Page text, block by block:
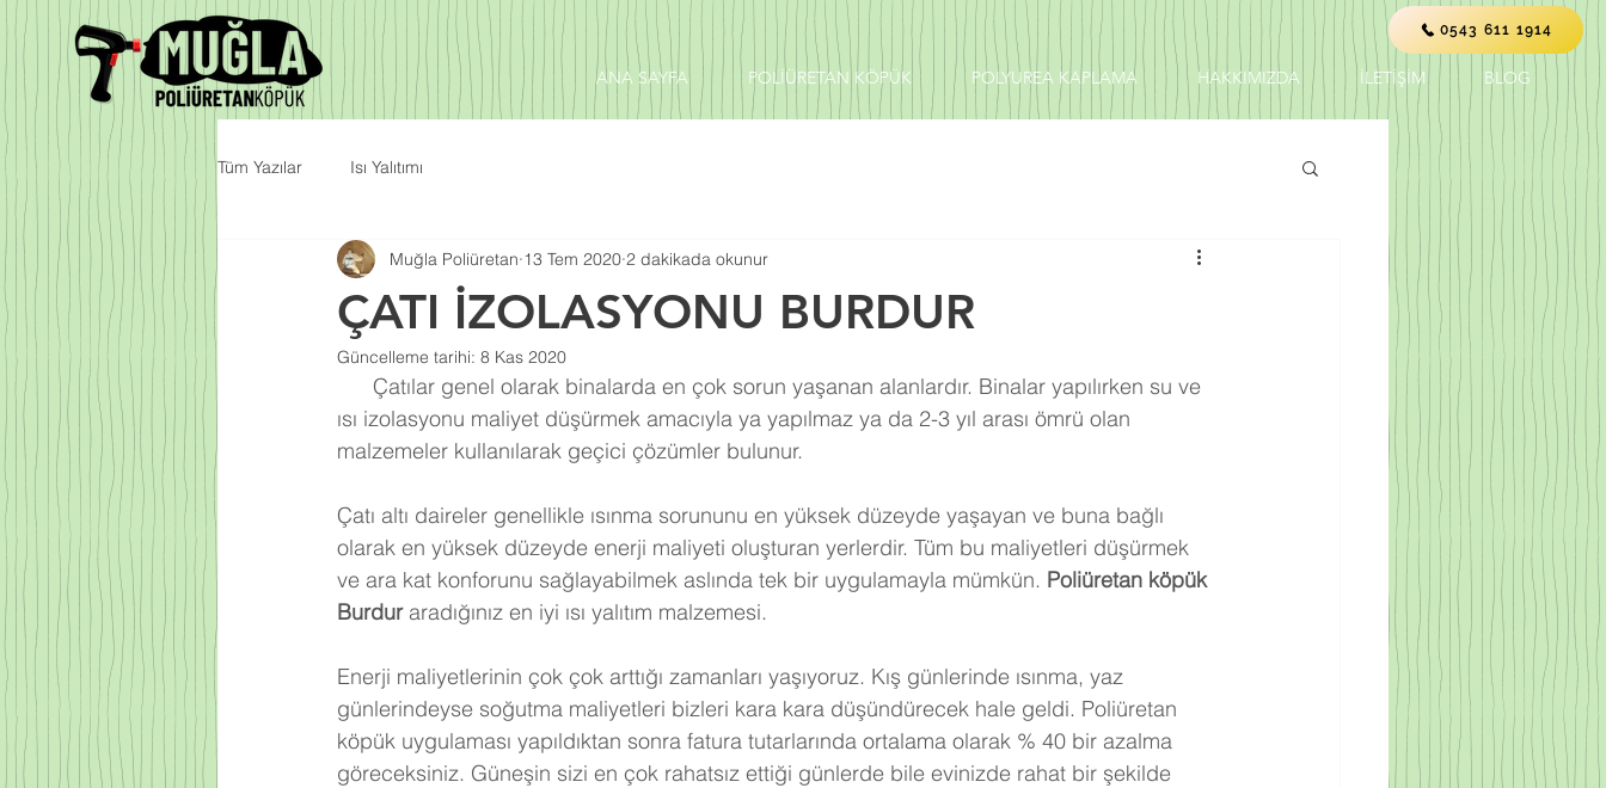
ANA SAYFA POLİÜRETAN KÖPÜK POLYUREA KAPLAMA HAKKIMIZDA İLETİŞİM BLOG
0543 611 1914
Tüm Yazılar Isı Yalıtımı
ÇATI İZOLASYONU BURDUR
Muğla Poliüretan 13 Tem 2020 2 dakikada okunur
Güncelleme tarihi: 8 Kas 2020
ısı izolasyonu maliyet düşürmek amacıyla ya yapılmaz ya da 2-3 yıl arası ömrü olan
malzemeler kullanılarak geçici çözümler bulunur.
Çatı altı daireler genellikle ısınma sorununu en yüksek düzeyde yaşayan ve buna bağlı
olarak en yüksek düzeyde enerji maliyeti oluşturan yerlerdir. Tüm bu maliyetleri düşürmek
ve ara kat konforunu sağlayabilmek aslında tek bir uygulamayla mümkün. Poliüretan köpük
Burdur aradığınız en iyi ısı yalıtım malzemesi.
Enerji maliyetlerinin çok çok arttığı zamanları yaşıyoruz. Kış günlerinde ısınma, yaz
günlerindeyse soğutma maliyetleri bizleri kara kara düşündürecek hale geldi. Poliüretan
köpük uygulaması yapıldıktan sonra fatura tutarlarında ortalama olarak % 40 bir azalma
göreceksiniz. Güneşin sizi en çok rahatsız ettiği günlerde bile evinizde rahat bir şekilde